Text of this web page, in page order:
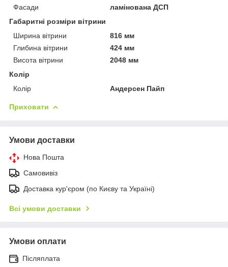
Фасади
ламінована ДСП
Габаритні розміри вітрини
Ширина вітрини
816 мм
Глибина вітрини
424 мм
Висота вітрини
2048 мм
Колір
Колір
Андерсен Пайп
Приховати
Умови доставки
Нова Пошта
Самовивіз
Доставка кур'єром (по Києву та Україні)
Всі умови доставки
Умови оплати
Післяплата